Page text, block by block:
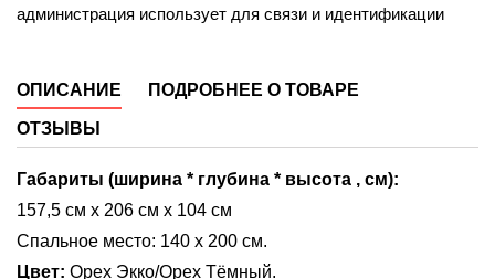
администрация использует для связи и идентификации
ОПИСАНИЕ
ПОДРОБНЕЕ О ТОВАРЕ
ОТЗЫВЫ
Габариты (ширина * глубина * высота , см):
157,5 см х 206 см х 104 см
Спальное место: 140 х 200 см.
Цвет: Орех Экко/Орех Тёмный.